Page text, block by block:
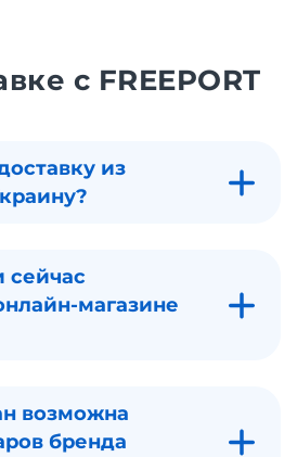
с FREEPORT
из
сейчас
магазине
возможна
бренда